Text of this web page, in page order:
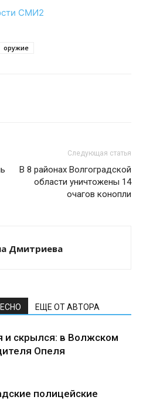
СМИ2
оружие
Следующая статья
В 8 районах Волгоградской
области уничтожены 14
очагов конопли
Дмитриева
ЕЩЕ ОТ АВТОРА
и скрылся: в Волжском
Опеля
полицейские